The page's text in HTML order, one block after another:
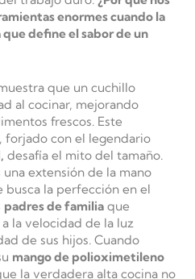
enormes cuando la
define el sabor de un
que un cuchillo
al cocinar, mejorando
frescos. Este
forjado con el legendario
desafía el mito del tamaño.
extensión de la mano
busca la perfección en el
padres de familia que
la velocidad de la luz
de sus hijos. Cuando
mango de polioximetileno
la verdadera alta cocina no